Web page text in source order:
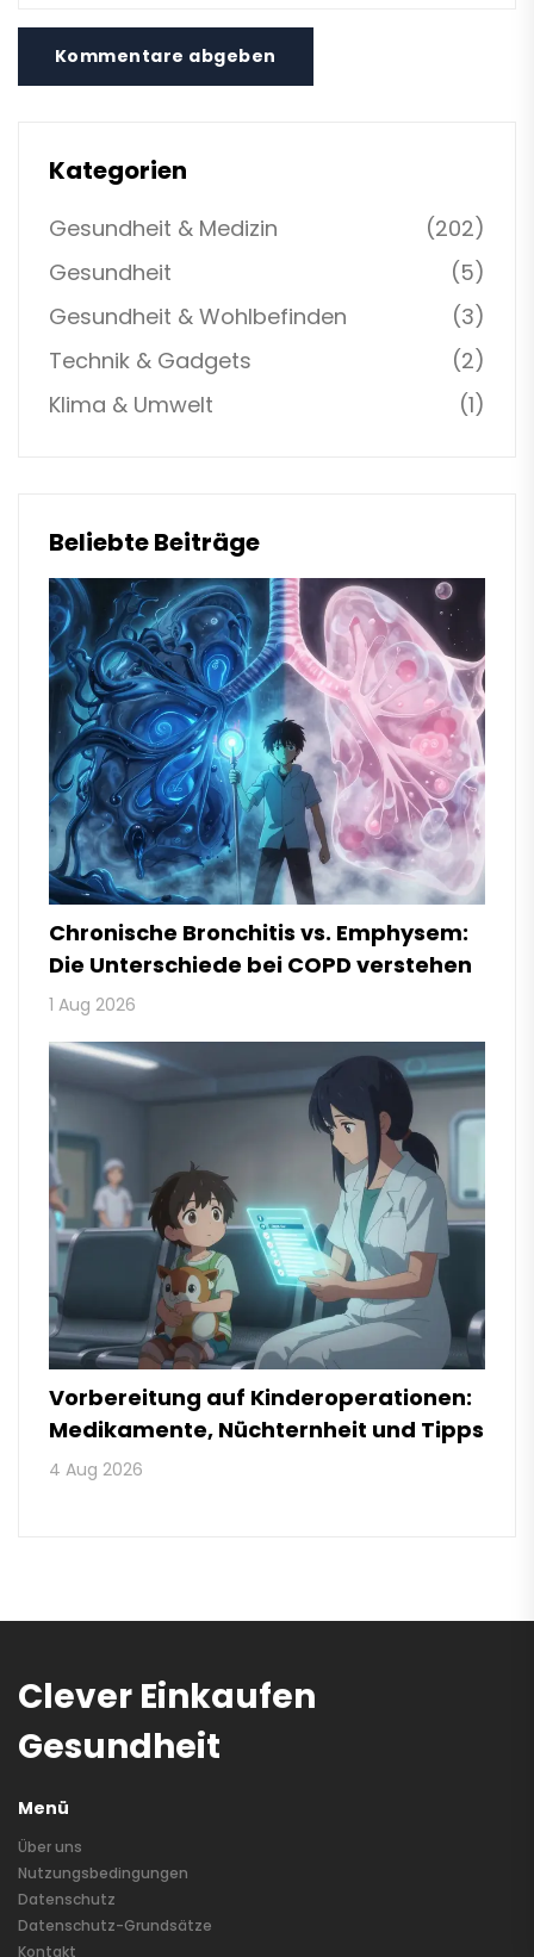
Kommentare abgeben
Kategorien
Gesundheit & Medizin
(202)
Gesundheit
(5)
Gesundheit & Wohlbefinden
(3)
Technik & Gadgets
(2)
Klima & Umwelt
(1)
Beliebte Beiträge
Chronische Bronchitis vs. Emphysem:
Die Unterschiede bei COPD verstehen
1 Aug 2026
Vorbereitung auf Kinderoperationen:
Medikamente, Nüchternheit und Tipps
4 Aug 2026
Clever Einkaufen
Gesundheit
Menü
Über uns
Nutzungsbedingungen
Datenschutz
Datenschutz-Grundsätze
Kontakt